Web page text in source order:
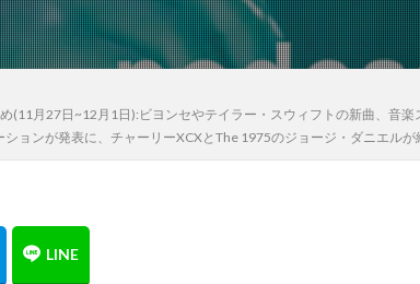
(11月27日~12月1日):ビヨンセやテイラー・スウィフトの新曲、音
ョンが発表に、チャーリーXCXとThe 1975のジョージ・ダニエル